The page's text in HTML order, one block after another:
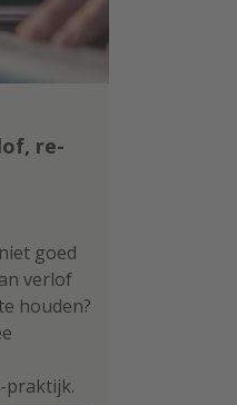
re-
goed
verlof
houden?
praktijk.